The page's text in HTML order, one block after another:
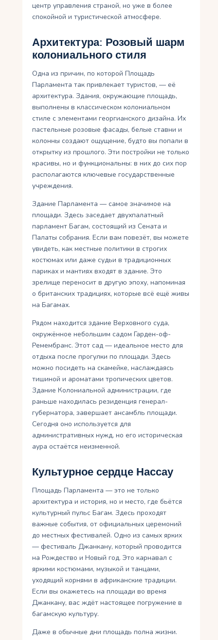
центр управления страной, но уже в более
спокойной и туристической атмосфере.
Архитектура: Розовый шарм
колониального стиля
Одна из причин, по которой Площадь
Парламента так привлекает туристов, — её
архитектура. Здания, окружающие площадь,
выполнены в классическом колониальном
стиле с элементами георгианского дизайна. Их
пастельные розовые фасады, белые ставни и
колонны создают ощущение, будто вы попали в
открытку из прошлого. Эти постройки не только
красивы, но и функциональны: в них до сих пор
располагаются ключевые государственные
учреждения.
Здание Парламента — самое значимое на
площади. Здесь заседает двухпалатный
парламент Багам, состоящий из Сената и
Палаты собрания. Если вам повезёт, вы можете
увидеть, как местные политики в строгих
костюмах или даже судьи в традиционных
париках и мантиях входят в здание. Это
зрелище переносит в другую эпоху, напоминая
о британских традициях, которые всё ещё живы
на Багамах.
Рядом находится здание Верховного суда,
окружённое небольшим садом Гарден-оф-
Ремембранс. Этот сад — идеальное место для
отдыха после прогулки по площади. Здесь
можно посидеть на скамейке, наслаждаясь
тишиной и ароматами тропических цветов.
Здание Колониальной администрации, где
раньше находилась резиденция генерал-
губернатора, завершает ансамбль площади.
Сегодня оно используется для
административных нужд, но его историческая
аура остаётся неизменной.
Культурное сердце Нассау
Площадь Парламента — это не только
архитектура и история, но и место, где бьётся
культурный пульс Багам. Здесь проходят
важные события, от официальных церемоний
до местных фестивалей. Одно из самых ярких
— фестиваль Джанкану, который проводится
на Рождество и Новый год. Это карнавал с
яркими костюмами, музыкой и танцами,
уходящий корнями в африканские традиции.
Если вы окажетесь на площади во время
Джанкану, вас ждёт настоящее погружение в
багамскую культуру.
Даже в обычные дни площадь полна жизни.